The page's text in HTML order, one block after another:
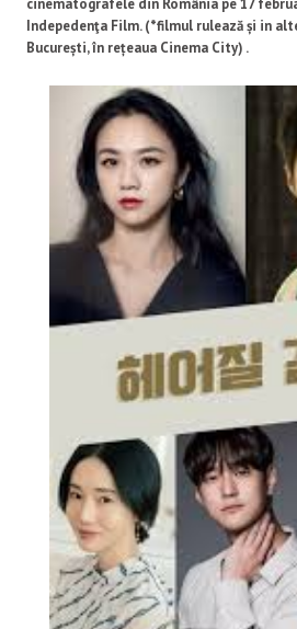
cinematografele din România pe 17
Indepedenţa Film. (*filmul rulează și in
București, în rețeaua Cinema City) .